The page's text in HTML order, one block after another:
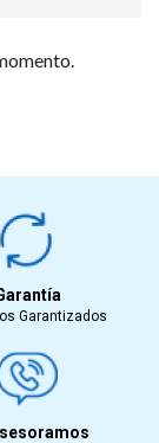
Garantizados